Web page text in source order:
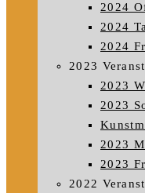
2024
2024
2024
2023
2023
2023
2023
2023
2022